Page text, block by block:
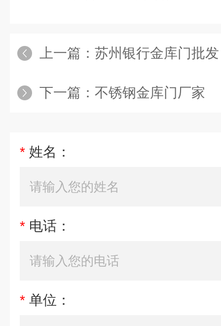
上一篇： 苏州银行金库门批发
下一篇： 不锈钢金库门厂家
* 姓名：
* 电话：
* 单位：